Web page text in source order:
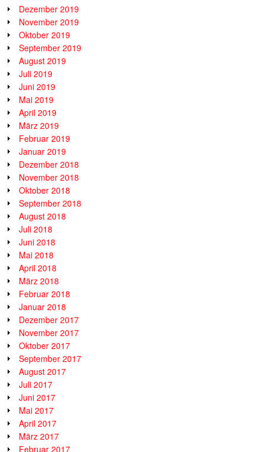
Dezember 2019
November 2019
Oktober 2019
September 2019
August 2019
Juli 2019
Juni 2019
Mai 2019
April 2019
März 2019
Februar 2019
Januar 2019
Dezember 2018
November 2018
Oktober 2018
September 2018
August 2018
Juli 2018
Juni 2018
Mai 2018
April 2018
März 2018
Februar 2018
Januar 2018
Dezember 2017
November 2017
Oktober 2017
September 2017
August 2017
Juli 2017
Juni 2017
Mai 2017
April 2017
März 2017
Februar 2017